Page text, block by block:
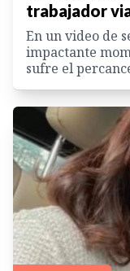
trabajador
En un video de
impactante
sufre el